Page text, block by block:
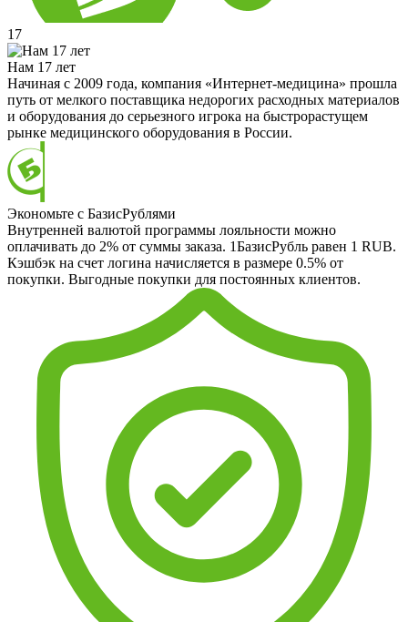
17
Нам 17 лет
Начиная с 2009 года, компания «Интернет-медицина» прошла
путь от мелкого поставщика недорогих расходных материалов
и оборудования до серьезного игрока на быстрорастущем
рынке медицинского оборудования в России.
Экономьте с БазисРублями
Внутренней валютой программы лояльности можно
оплачивать до 2% от суммы заказа. 1БазисРубль равен 1 RUB.
Кэшбэк на счет логина начисляется в размере 0.5% от
покупки. Выгодные покупки для постоянных клиентов.